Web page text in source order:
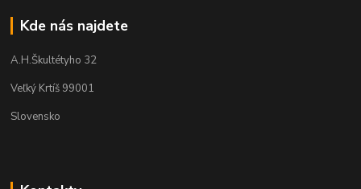
Kde nás najdete
A.H.Škultétyho 32
Veľký Krtíš 99001
Slovensko